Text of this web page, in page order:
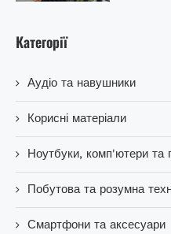
Категорії
Аудіо та навушники
Корисні матеріали
Ноутбуки, комп'ютери та
Побутова та розумна
Смартфони та аксесуари